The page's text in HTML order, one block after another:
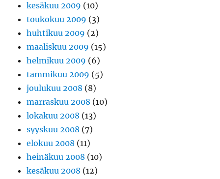
kesäkuu 2009 (10)
toukokuu 2009 (3)
huhtikuu 2009 (2)
maaliskuu 2009 (15)
helmikuu 2009 (6)
tammikuu 2009 (5)
joulukuu 2008 (8)
marraskuu 2008 (10)
lokakuu 2008 (13)
syyskuu 2008 (7)
elokuu 2008 (11)
heinäkuu 2008 (10)
kesäkuu 2008 (12)